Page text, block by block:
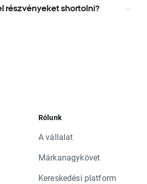
részvényeket shortolni?
Rólunk
A vállalat
Márkanagykövet
Kereskedési platform